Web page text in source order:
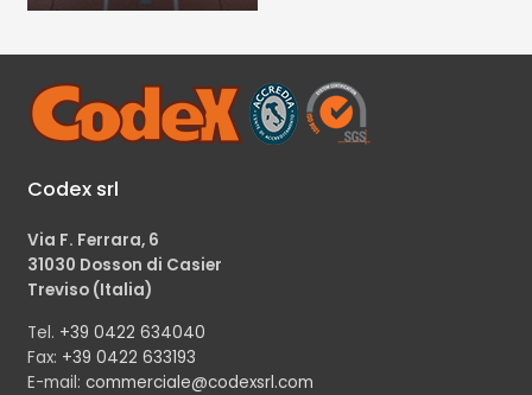
Codex srl
Via F. Ferrara, 6
31030 Dosson di Casier
Treviso (Italia)
Tel. +39 0422 634040
Fax: +39 0422 633193
E-mail: commerciale@codexsrl.com